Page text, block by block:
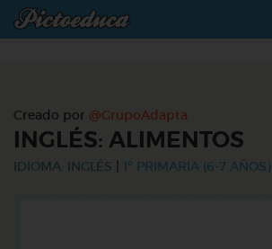
Creado por @GrupoAdapta
INGLÉS: ALIMENTOS
IDIOMA: INGLÉS 1º PRIMARIA (6-7 AÑOS)